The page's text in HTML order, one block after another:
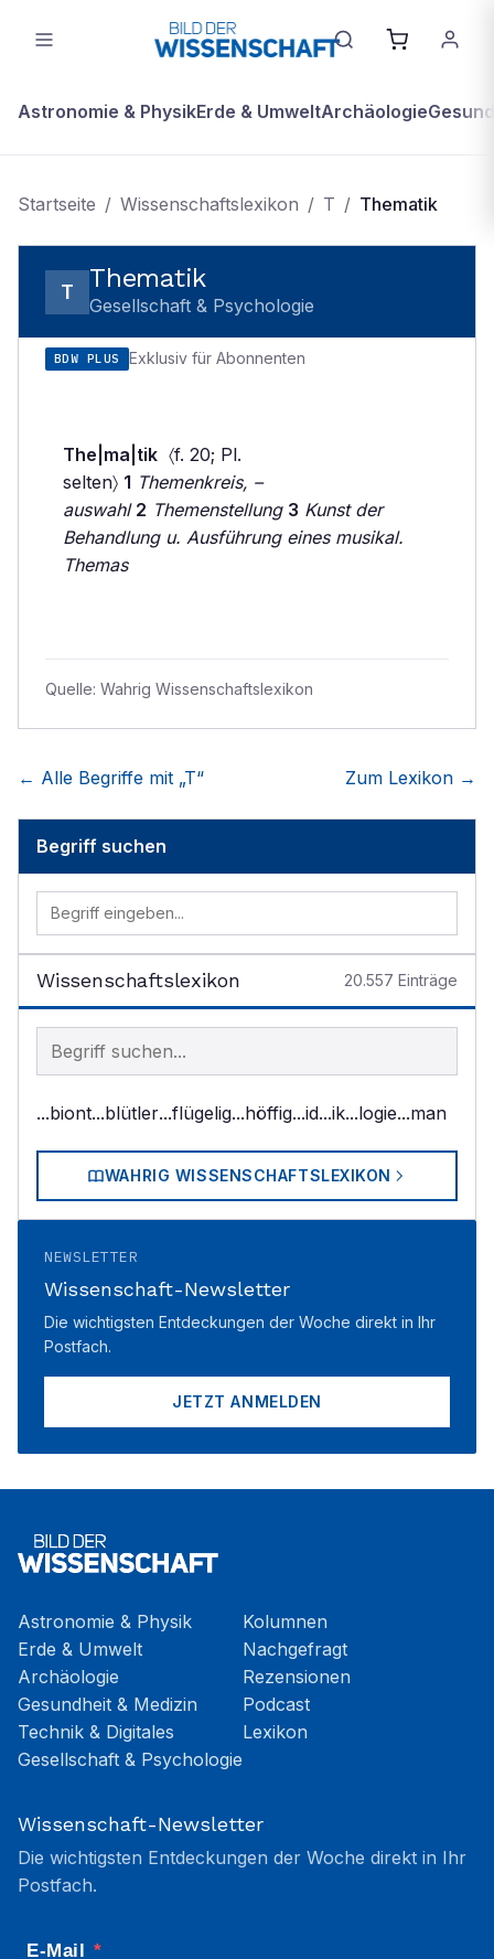
Astronomie & PhysikErde & UmweltArchäologie
Startseite / Wissenschaftslexikon / T / Thematik
T Thematik
Gesellschaft & Psychologie
BDW PLUS Exklusiv für Abonnenten
The|ma|tik 〈f. 20; Pl.
selten〉 1 Themenkreis, –
auswahl 2 Themenstellung 3 Kunst der
Behandlung u. Ausführung eines musikal.
Themas
Quelle: Wahrig Wissenschaftslexikon
← Alle Begriffe mit „T“ Zum Lexikon →
Begriff suchen
Wissenschaftslexikon 20.557 Einträge
Begriff im Lexikon suchen
...biont...blütler...flügelig...höffig...id...ik...logie...man
WAHRIG WISSENSCHAFTSLEXIKON
NEWSLETTER
Wissenschaft-Newsletter
Die wichtigsten Entdeckungen der Woche direkt in Ihr
Postfach.
JETZT ANMELDEN
Astronomie & Physik
Erde & Umwelt
Archäologie
Gesundheit & Medizin
Technik & Digitales
Gesellschaft & Psychologie
Kolumnen
Nachgefragt
Rezensionen
Podcast
Lexikon
Wissenschaft-Newsletter
Die wichtigsten Entdeckungen der Woche direkt in Ihr
Postfach.